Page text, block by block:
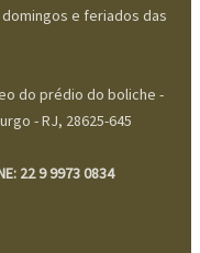
domingos e feriados das
do prédio do boliche -
- RJ, 28625-645
22 9 9973 0834